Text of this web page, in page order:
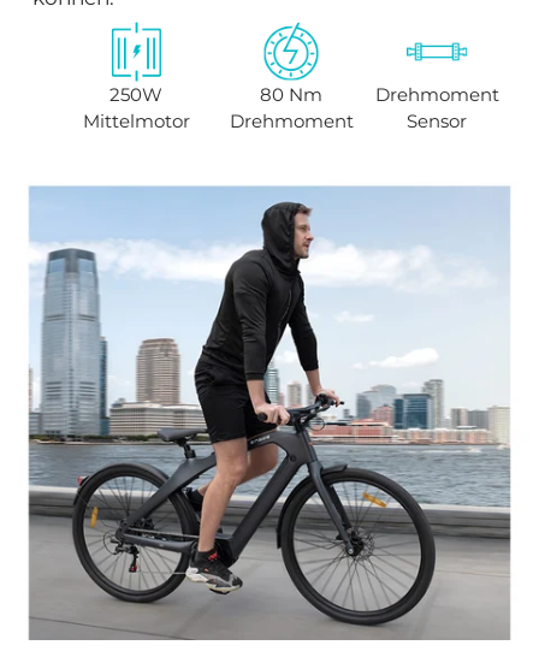
250W
Mittelmotor
80 Nm
Drehmoment
Drehmoment
Sensor